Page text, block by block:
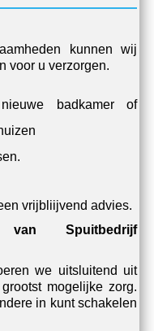
kunnen wij
voor u verzorgen.
badkamer of
vrijbliijvend advies.
van Spuitbedrijf
we uitsluitend uit
mogelijke zorg.
in kunt schakelen